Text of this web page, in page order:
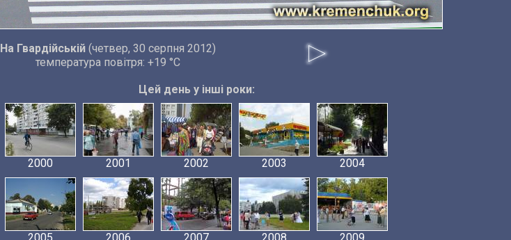
На Гвардійській(четвер, 30 серпня 2012)
температура повітря: +19 °C
Цей день у інші роки:
2000 2001 2002 2003 2004